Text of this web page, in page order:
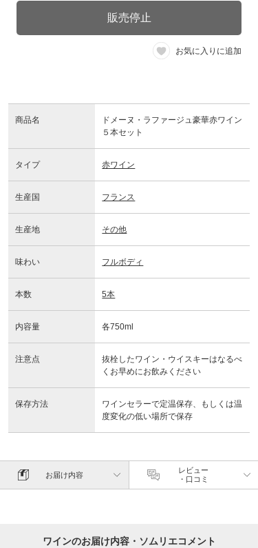
販売停止
お気に入りに追加
商品名
ドメーヌ・ラファージュ豪華赤ワイン
５本セット
タイプ 赤ワイン
生産国 フランス
生産地 その他
味わい フルボディ
本数 5本
内容量 各750ml
注意点
抜栓したワイン・ウイスキーはなるべ
くお早めにお飲みください
保存方法
ワインセラーで定温保存、もしくは温
度変化の低い場所で保存
お届け内容
レビュー
・口コミ
ワインのお届け内容・ソムリエコメント